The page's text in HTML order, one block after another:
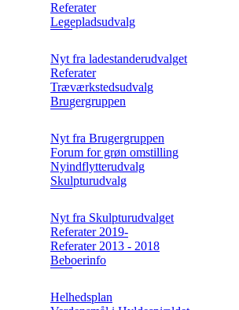
Referater
Legepladsudvalg
Nyt fra ladestanderudvalget
Referater
Træværkstedsudvalg
Brugergruppen
Nyt fra Brugergruppen
Forum for grøn omstilling
Nyindflytterudvalg
Skulpturudvalg
Nyt fra Skulpturudvalget
Referater 2019-
Referater 2013 - 2018
Beboerinfo
Helhedsplan